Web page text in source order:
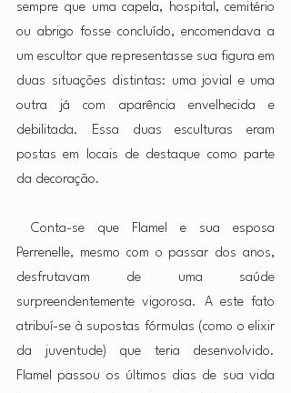
sempre que uma capela, hospital, cemitério
ou abrigo fosse concluído, encomendava a
um escultor que representasse sua figura em
duas situações distintas: uma jovial e uma
outra já com aparência envelhecida e
debilitada. Essa duas esculturas eram
postas em locais de destaque como parte
da decoração.
Conta-se que Flamel e sua esposa
Perrenelle, mesmo com o passar dos anos,
desfrutavam de uma saúde
surpreendentemente vigorosa. A este fato
atribuí-se à supostas fórmulas (como o elixir
da juventude) que teria desenvolvido.
Flamel passou os últimos dias de sua vida